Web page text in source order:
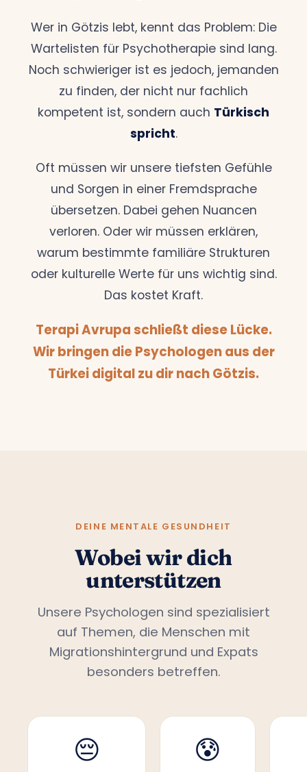
Wer in Götzis lebt, kennt das Problem: Die
Wartelisten für Psychotherapie sind lang.
Noch schwieriger ist es jedoch, jemanden
zu finden, der nicht nur fachlich
kompetent ist, sondern auch Türkisch
spricht.
Oft müssen wir unsere tiefsten Gefühle
und Sorgen in einer Fremdsprache
übersetzen. Dabei gehen Nuancen
verloren. Oder wir müssen erklären,
warum bestimmte familiäre Strukturen
oder kulturelle Werte für uns wichtig sind.
Das kostet Kraft.
Terapi Avrupa schließt diese Lücke.
Wir bringen die Psychologen aus der
Türkei digital zu dir nach Götzis.
DEINE MENTALE GESUNDHEIT
Wobei wir dich
unterstützen
Unsere Psychologen sind spezialisiert
auf Themen, die Menschen mit
Migrationshintergrund und Expats
besonders betreffen.
😔 😰